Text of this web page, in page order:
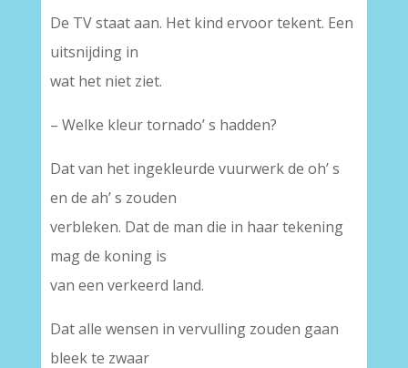
De TV staat aan. Het kind ervoor tekent. Een
uitsnijding in
wat het niet ziet.
– Welke kleur tornado’ s hadden?
Dat van het ingekleurde vuurwerk de oh’ s
en de ah’ s zouden
verbleken. Dat de man die in haar tekening
mag de koning is
van een verkeerd land.
Dat alle wensen in vervulling zouden gaan
bleek te zwaar